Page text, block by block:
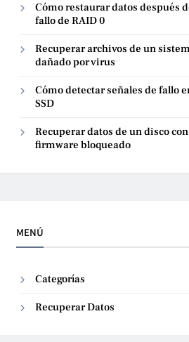
Cómo restaurar datos después
fallo de RAID 0
Recuperar archivos de un
dañado por virus
Cómo detectar señales de fallo
SSD
Recuperar datos de un disco con
firmware bloqueado
MENÚ
Categorías
Recuperar Datos